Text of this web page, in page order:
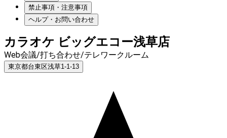
禁止事項・注意事項
ヘルプ・お問い合わせ
カラオケ ビッグエコー浅草店
Web会議/打ち合わせ/テレワークルーム
東京都台東区浅草1-1-13